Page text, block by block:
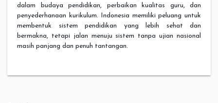
dalam budaya pendidikan, perbaikan kualitas guru, dan
penyederhanaan kurikulum. Indonesia memiliki peluang untuk
membentuk sistem pendidikan yang lebih sehat dan
bermakna, tetapi jalan menuju sistem tanpa ujian nasional
masih panjang dan penuh tantangan.